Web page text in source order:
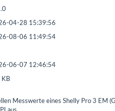
04-28 15:39:56
08-06 11:49:54
06-07 12:46:54
KB
Messwerte eines Shelly Pro 3 EM